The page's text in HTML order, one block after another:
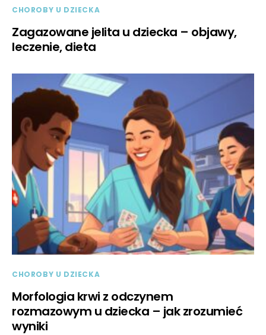
CHOROBY U DZIECKA
Zagazowane jelita u dziecka – objawy,
leczenie, dieta
CHOROBY U DZIECKA
Morfologia krwi z odczynem
rozmazowym u dziecka – jak zrozumieć
wyniki